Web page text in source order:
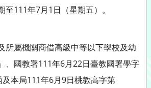
111年7月1日（星期五）。
所屬機關商借高級中等以下學校及幼
、國教署111年6月22日臺教國署學字
本局111年6月9日桃教高字第